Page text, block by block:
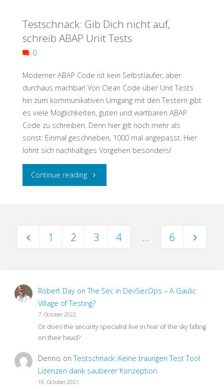
Testers
Together!"
Testschnack: Gib Dich nicht auf,
schreib ABAP Unit Tests
0
Moderner ABAP Code ist kein Selbstläufer, aber
durchaus machbar! Von Clean Code über Unit Tests
hin zum kommunikativen Umgang mit den Testern gibt
es viele Möglichkeiten, guten und wartbaren ABAP
Code zu schreiben. Denn hier gilt noch mehr als
sonst: Einmal geschrieben, 1000 mal angepasst. Hier
lohnt sich nachhaltiges Vorgehen besonders!
Continue reading"Testschnack:
nicht
ABAP
Unit
pagination
1 2 3 4 … 6
Robert DayonThe Sec in DevSecOps – A Gaulic
Village of Testing?
7. October 2022
Or does the security specialist live in fear of the sky falling
on their head?
Dennis onTestschnack: Keine traurigen Test Tool
Lizenzen dank sauberer Konzeption
19. October 2021